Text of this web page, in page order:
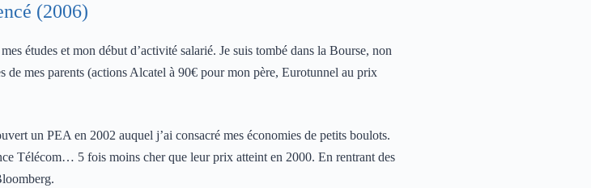
(2006)
études et mon début d’activité salarié. Je suis tombé dans la Bourse, non
de mes parents (actions Alcatel à 90€ pour mon père, Eurotunnel au prix
un PEA en 2002 auquel j’ai consacré mes économies de petits boulots.
Télécom… 5 fois moins cher que leur prix atteint en 2000. En rentrant des